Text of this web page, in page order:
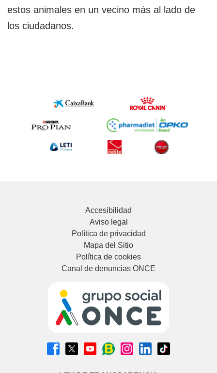
estos animales en un vecino más al lado de
los ciudadanos.
Accesibilidad
Aviso legal
Política de privacidad
Mapa del Sitio
Política de cookies
Canal de denuncias ONCE